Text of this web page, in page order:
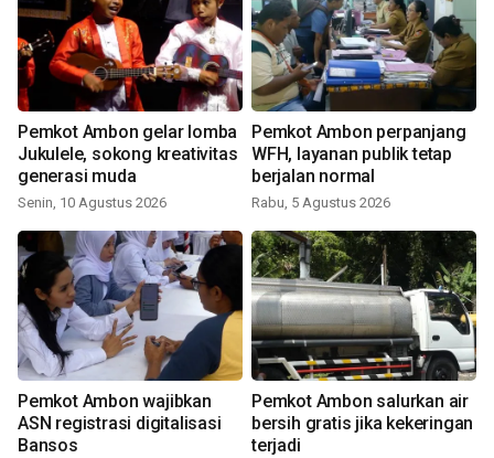
Pemkot Ambon gelar lomba
Jukulele, sokong kreativitas
generasi muda
Senin, 10 Agustus 2026
Pemkot Ambon perpanjang
WFH, layanan publik tetap
berjalan normal
Rabu, 5 Agustus 2026
Pemkot Ambon wajibkan
ASN registrasi digitalisasi
Bansos
Pemkot Ambon salurkan air
bersih gratis jika kekeringan
terjadi